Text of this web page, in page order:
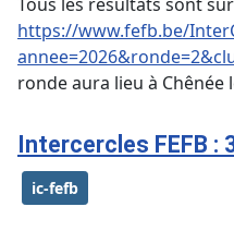
https://www.fefb.be/
ronde aura lieu à Chênée
Intercercles FEFB :
ic-fefb